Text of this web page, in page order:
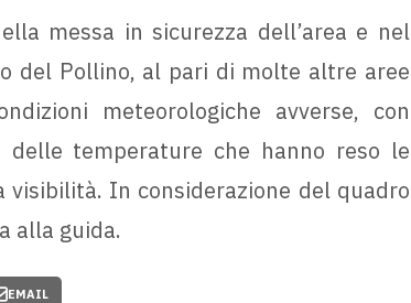
messa in sicurezza dell’area e nel
del Pollino, al pari di molte altre aree
meteorologiche avverse, con
temperature che hanno reso le
In considerazione del quadro
alla guida.
EMAIL